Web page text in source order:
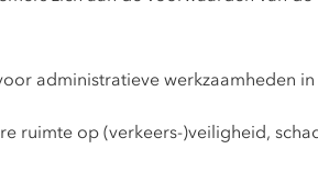
administratieve werkzaamheden
ruimte op (verkeers-)veiligheid,